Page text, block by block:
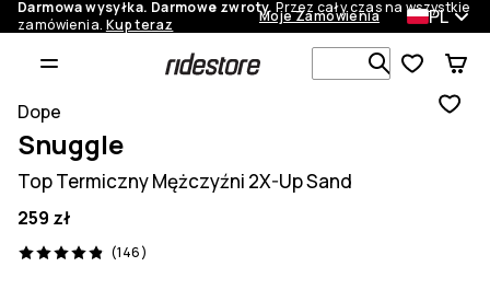
Darmowa wysyłka. Darmowe zwroty. Przez cały czas na wszystkie
zamówienia. Kup teraz Moje Zamówienia PL
Szukaj w 1
Dope
Snuggle
Top Termiczny Mężczyźni 2X-Up Sand
259 zł
(146)
146 recenzje, 4.9/5